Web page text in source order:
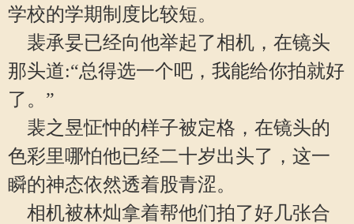
学校的学期制度比较短。
裴承妟已经向他举起了相机，在镜头
那头道:“总得选一个吧，我能给你拍就好
了。”
裴之昱怔忡的样子被定格，在镜头的
色彩里哪怕他已经二十岁出头了，这一
瞬的神态依然透着股青涩。
相机被林灿拿着帮他们拍了好几张合